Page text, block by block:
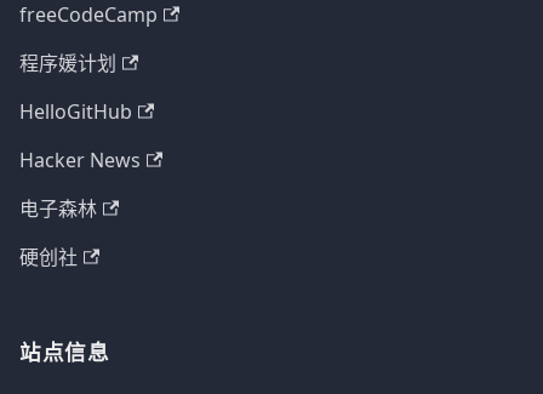
freeCodeCamp
程序媛计划
HelloGitHub
Hacker News
电子森林
硬创社
站点信息